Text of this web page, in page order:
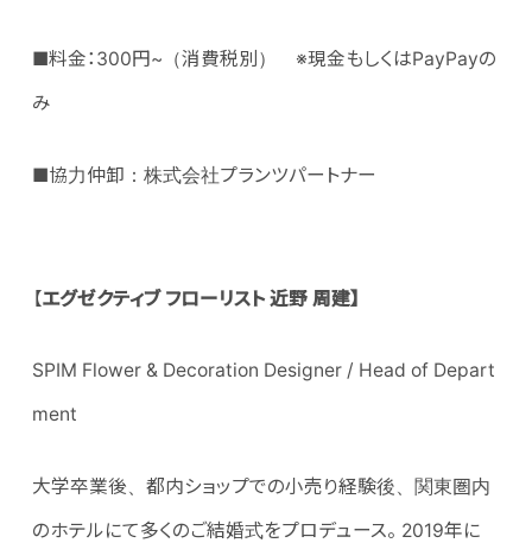
■料金：300円~（消費税別） ※現金もしくはPayPayの
み
■協力仲卸：株式会社プランツパートナー
【エグゼクティブ フローリスト 近野 周建】
SPIM Flower & Decoration Designer / Head of Depart
ment
大学卒業後、都内ショップでの小売り経験後、関東圏内
のホテルにて多くのご結婚式をプロデュース。 2019年に